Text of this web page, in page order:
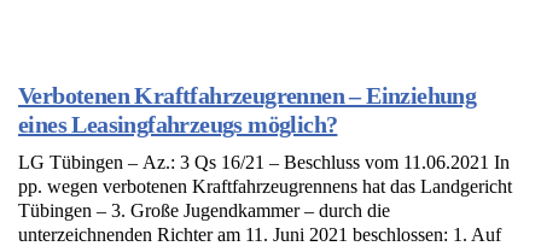
Verbotenen Kraftfahrzeugrennen – Einziehung
eines Leasingfahrzeugs möglich?
LG Tübingen – Az.: 3 Qs 16/21 – Beschluss vom 11.06.2021 In
pp. wegen verbotenen Kraftfahrzeugrennens hat das Landgericht
Tübingen – 3. Große Jugendkammer – durch die
unterzeichnenden Richter am 11. Juni 2021 beschlossen: 1. Auf